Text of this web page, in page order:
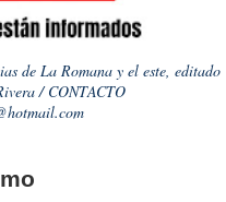
de La Romana y el este, editado
/ CONTACTO